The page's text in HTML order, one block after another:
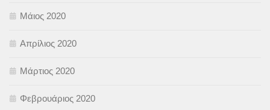
Μάιος 2020
Απρίλιος 2020
Μάρτιος 2020
Φεβρουάριος 2020